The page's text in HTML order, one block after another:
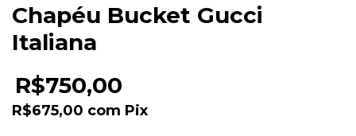
Chapéu Bucket Gucci
Italiana
R$750,00
R$675,00 com Pix